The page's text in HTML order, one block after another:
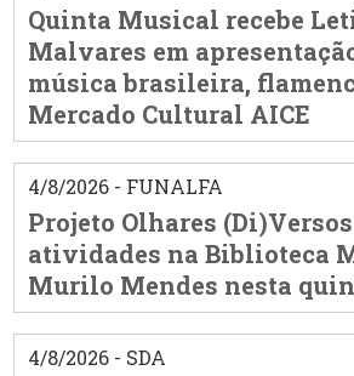
Quinta Musical recebe
Malvares em
música brasileira,
Mercado Cultural AICE
4/8/2026 - FUNALFA
Projeto Olhares
atividades na Biblioteca
Murilo Mendes nesta
4/8/2026 - SDA